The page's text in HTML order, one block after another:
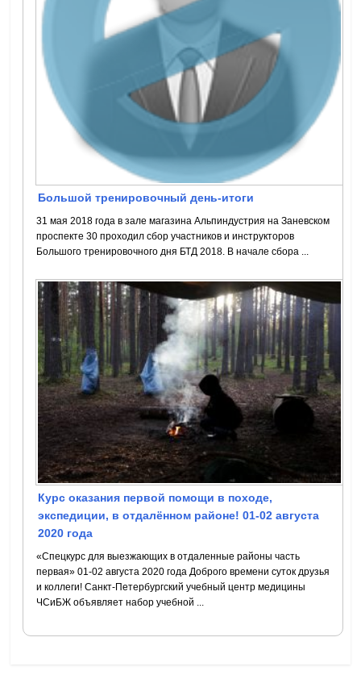
Большой тренировочный день-итоги
31 мая 2018 года в зале магазина Альпиндустрия на Заневском
проспекте 30 проходил сбор участников и инструкторов
Большого тренировочного дня БТД 2018. В начале сбора ...
Курс оказания первой помощи в походе,
экспедиции, в отдалённом районе! 01-02 августа
2020 года
«Спецкурс для выезжающих в отдаленные районы часть
первая» 01-02 августа 2020 года Доброго времени суток друзья
и коллеги! Санкт-Петербургский учебный центр медицины
ЧСиБЖ объявляет набор учебной ...